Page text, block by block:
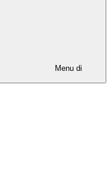
Menu di